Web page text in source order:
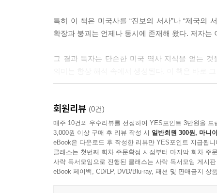
27장이념의 대립 ? 냉전 구조
28장전쟁의 확장 ? 한국전쟁과 베트남전
30장 단극의 순간 ? 냉전 이후 미국
32장 분열의 시대 ? 정치 양극화와 사회 갈등
33장 여전히 진행 중인 역사
에필로그 187
참고문헌 197
특히 이 책은 미국사를 “진보의 서사”나 “제국의
확장과 붕괴는 언제나 동시에 존재해 왔다. 저자
그 결과 독자는 단순한 미국 역사 지식을 얻는
질문을 남긴다는 점에서, 이 책은 하나의 역사서이
회원리뷰 (0건)
매주 10건의 우수리뷰를 선정하여 YES포인트 3만원을 드
3,000원 이상 구매 후 리뷰 작성 시 일반회원 300원, 마니
eBook은 다운로드 후 작성한 리뷰만 YES포인트 지급됩니
클래스는 첫번째 회차 주문확정 시점부터 마지막 회차 주
사락 독서모임으로 진행된 클래스는 사락 독서모임 게시
eBook 페이백, CD/LP, DVD/Blu-ray, 패션 및 판매금지 상